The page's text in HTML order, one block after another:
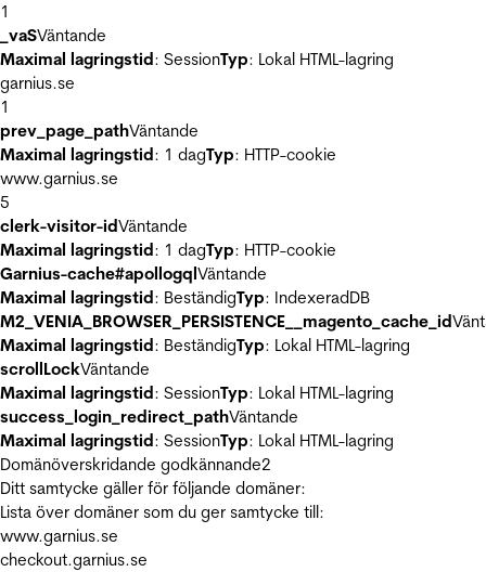
1
_vaSVäntande
Maximal lagringstid: SessionTyp: Lokal HTML-lagring
garnius.se
1
prev_page_pathVäntande
Maximal lagringstid: 1 dagTyp: HTTP-cookie
www.garnius.se
5
clerk-visitor-idVäntande
Maximal lagringstid: 1 dagTyp: HTTP-cookie
Garnius-cache#apollogqlVäntande
Maximal lagringstid: BeständigTyp: IndexeradDB
M2_VENIA_BROWSER_PERSISTENCE__magento_cache_id
Maximal lagringstid: BeständigTyp: Lokal HTML-lagring
scrollLockVäntande
Maximal lagringstid: SessionTyp: Lokal HTML-lagring
success_login_redirect_pathVäntande
Maximal lagringstid: SessionTyp: Lokal HTML-lagring
Domänöverskridande godkännande2
Ditt samtycke gäller för följande domäner:
Lista över domäner som du ger samtycke till:
www.garnius.se
checkout.garnius.se